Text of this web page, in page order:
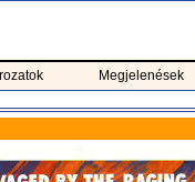
Megjelenések